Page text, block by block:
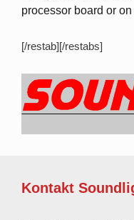
processor board or
[/restab][/restabs]
Kontakt